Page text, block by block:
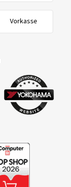
Vorkasse